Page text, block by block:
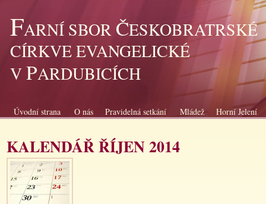
FARNÍ SBOR ČESKOBRATRSKÉ
CÍRKVE EVANGELICKÉ
VPARDUBICÍCH
Úvodní strana O nás Pravidelná setkání Mládež Horní Jelení
KALENDÁŘ ŘÍJEN 2014